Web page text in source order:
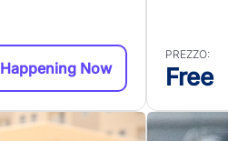
Happening Now
PREZZO:
Free